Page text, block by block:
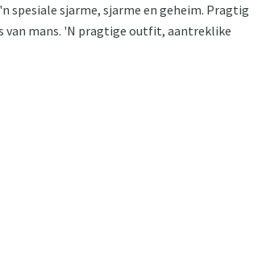
spesiale sjarme, sjarme en geheim. Pragtig
van mans. 'N pragtige outfit, aantreklike